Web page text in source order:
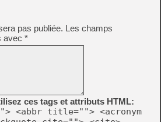
pas publiée. Les champs
avec *
ces tags et attributs HTML:
<abbr title=""> <acronym